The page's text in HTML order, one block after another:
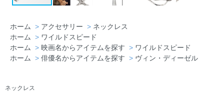
ホーム > アクセサリー > ネックレス
ホーム
> ワイルドスピード
ホーム
> 映画名からアイテムを探す > ワイルドスピード
ホーム
> 俳優名からアイテムを探す > ヴィン・ディーゼル
ネックレス